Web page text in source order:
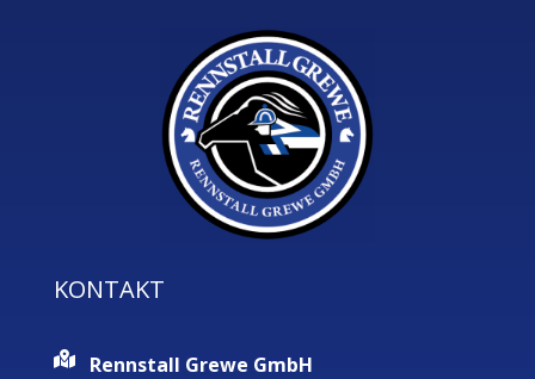
KONTAKT
Rennstall Grewe GmbH